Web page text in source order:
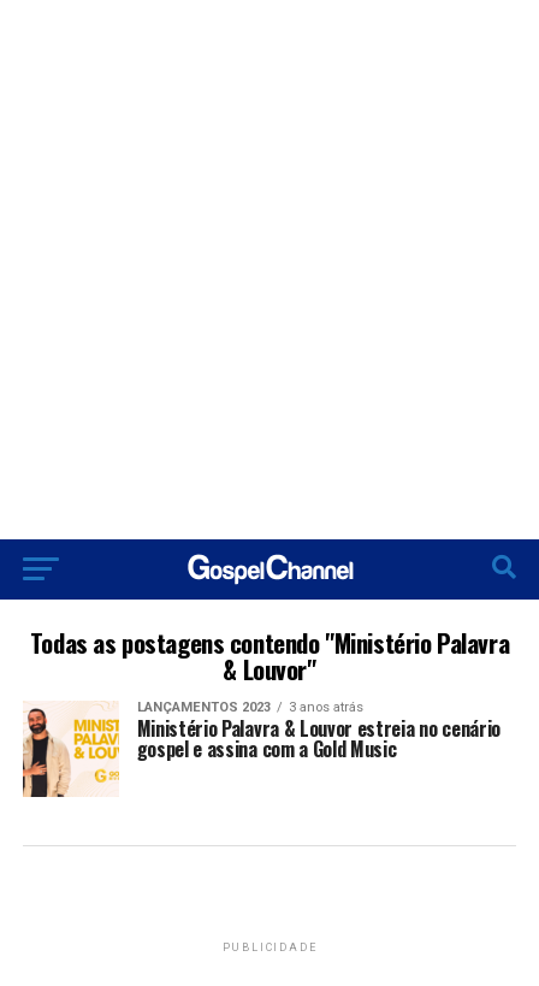
Todas as postagens contendo "Ministério Palavra
& Louvor"
LANÇAMENTOS 2023 3 anos atrás
Ministério Palavra & Louvor estreia no cenário
gospel e assina com a Gold Music
PUBLICIDADE